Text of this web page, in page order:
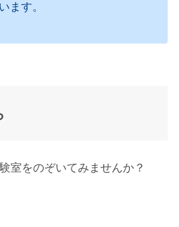
ます。
室をのぞいてみませんか？